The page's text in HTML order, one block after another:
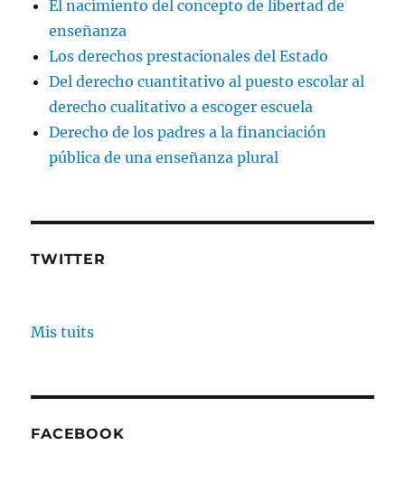
El nacimiento del concepto de libertad de
enseñanza
Los derechos prestacionales del Estado
Del derecho cuantitativo al puesto escolar al
derecho cualitativo a escoger escuela
Derecho de los padres a la financiación
pública de una enseñanza plural
TWITTER
Mis tuits
FACEBOOK